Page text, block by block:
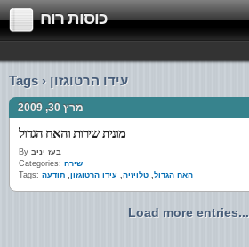
כוסות רוח
Tags › עידו הרטוגזון
מרץ 30, 2009
מונית שירות והאח הגדול
By בעז יניב
Categories: שירה
Tags:
האח הגדול, טלויזיה, עידו הרטוגזון, תודעה
Load more entries...